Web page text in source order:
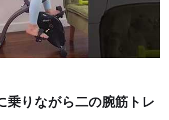
乗りながら二の腕筋トレ